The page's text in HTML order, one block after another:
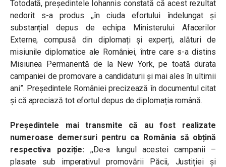
Totodată, președintele Iohannis constată că acest rezultat
nedorit s-a produs ,,în ciuda efortului îndelungat și
substanțial depus de echipa Ministerului Afacerilor
Externe, compusă din diplomați și experți, alături de
misiunile diplomatice ale României, între care s-a distins
Misiunea Permanentă de la New York, pe toată durata
campaniei de promovare a candidaturii și mai ales în ultimii
ani”. Președintele României precizează în documentul citat
și că apreciază tot efortul depus de diplomația română.
Președintele mai transmite că au fost realizate
numeroase demersuri pentru ca România să obțină
respectiva poziție: ,,De-a lungul acestei campanii –
plasate sub imperativul promovării Păcii, Justiției și